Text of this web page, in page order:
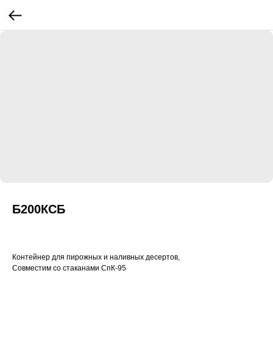
Б200КСБ
Контейнер для пирожных и наливных десертов,
Совместим со стаканами СпК-95